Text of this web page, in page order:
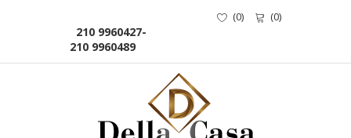
210 9960427-
210 9960489
(0) (0)